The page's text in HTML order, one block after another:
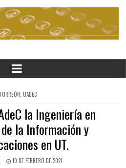
POSTED
TORREÓN UADEC
la Ingeniería en
la Información y
en UT.
10 DE FEBRERO DE 2021